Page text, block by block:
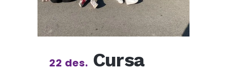
22 des. Cursa